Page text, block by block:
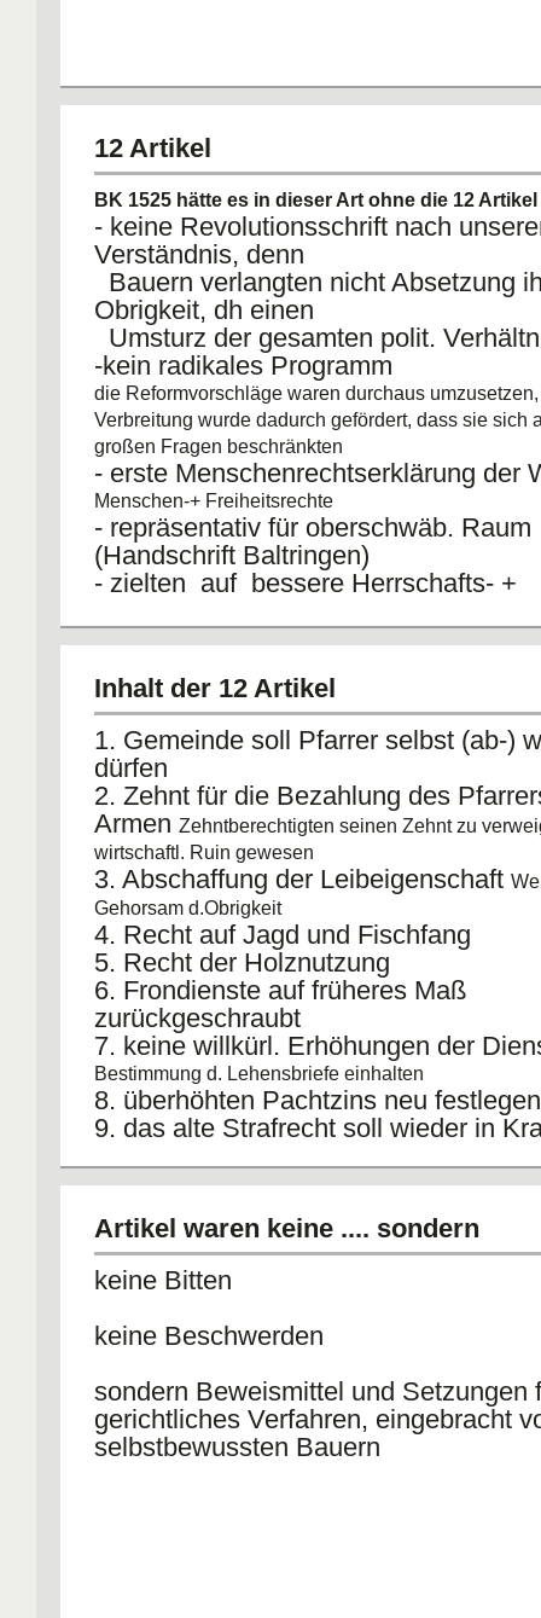
12 Artikel
BK 1525 hätte es in dieser Art ohne die 12
- keine Revolutionsschrift nach
Verständnis, denn
Bauern verlangten nicht Absetzung
Obrigkeit, dh einen
Umsturz der gesamten polit.
-kein radikales Programm
die Reformvorschläge waren durchaus
Verbreitung wurde dadurch gefördert, dass sie sich
großen Fragen beschränkten
- erste Menschenrechtserklärung der
Menschen-+ Freiheitsrechte
- repräsentativ für oberschwäb. Raum
(Handschrift Baltringen)
- zielten auf bessere Herrschafts- +
- kann nur bedingt auf andere
Beschwerdebrief, polit. Manifest,
Reformprogramm
Inhalt der 12 Artikel
1. Gemeinde soll Pfarrer selbst (ab-)
dürfen
2. Zehnt für die Bezahlung des
Armen Zehntberechtigten seinen Zehnt zu
wirtschaftl. Ruin gewesen
3. Abschaffung der Leibeigenschaft
Gehorsam d.Obrigkeit
4. Recht auf Jagd und Fischfang
5. Recht der Holznutzung
6. Frondienste auf früheres Maß
zurückgeschraubt
7. keine willkürl. Erhöhungen der
Bestimmung d. Lehensbriefe einhalten
8. überhöhten Pachtzins neu festlegen
9. das alte Strafrecht soll wieder in
10. Rückgabe der Allmende
11. Todfallabgaben abschaffen
12. Wenn einer oder mehr Artikel
aufgestellt sein sollten, die dem
nicht gemäß sind, dann wollen wir
Abstand nehmen, wenn man uns
heiligen Schrift nachweist
Artikel waren keine .... sondern
keine Bitten
keine Beschwerden
sondern Beweismittel und Setzungen
gerichtliches Verfahren, eingebracht
selbstbewussten Bauern